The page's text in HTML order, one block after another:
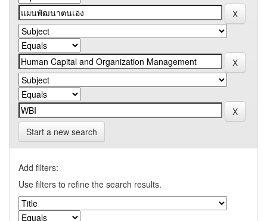
Start a new search
Add filters:
Use filters to refine the search results.